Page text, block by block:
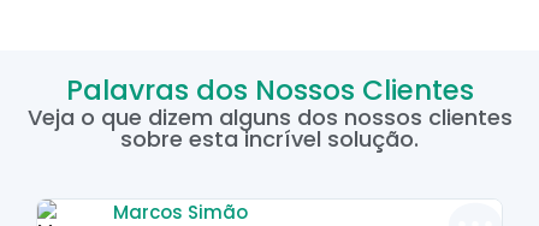
Palavras dos Nossos Clientes
Veja o que dizem alguns dos nossos clientes
sobre esta incrível solução.
Marcos Simão